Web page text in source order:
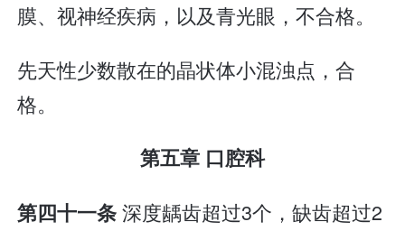
膜、视神经疾病，以及青光眼，不合格。
先天性少数散在的晶状体小混浊点，合
格。
第五章 口腔科
第四十一条深度龋齿超过3个，缺齿超过2